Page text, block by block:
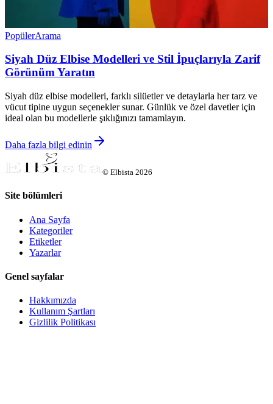
PopülerArama
Siyah Düz Elbise Modelleri ve Stil İpuçlarıyla Zarif
Görünüm Yaratın
Siyah düz elbise modelleri, farklı silüetler ve detaylarla her tarz ve
vücut tipine uygun seçenekler sunar. Günlük ve özel davetler için
ideal olan bu modellerle şıklığınızı tamamlayın.
Daha fazla bilgi edinin
© Elbista 2026
Site bölümleri
Ana Sayfa
Kategoriler
Etiketler
Yazarlar
Genel sayfalar
Hakkımızda
Kullanım Şartları
Gizlilik Politikası